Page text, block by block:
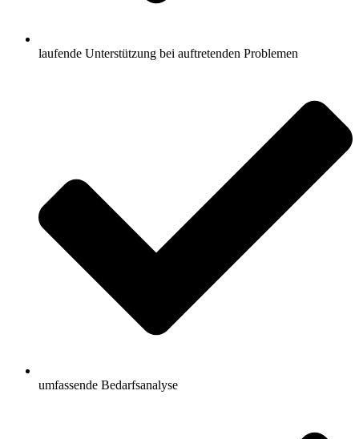
laufende Unterstützung bei auftretenden Problemen
umfassende Bedarfsanalyse